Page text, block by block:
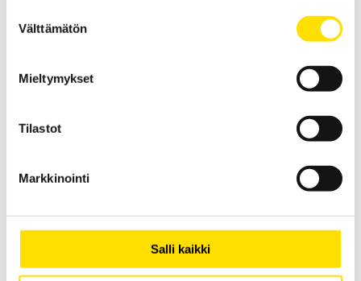
valinta
Välttämätön
Mieltymykset
Tilastot
Markkinointi
Salli kaikki
PEL104 on ihanteellinen laite energian analysointiin ja optimointiin.
mittaustoiminto sekä 8 analogisen tulon käyttömahdollisuus.